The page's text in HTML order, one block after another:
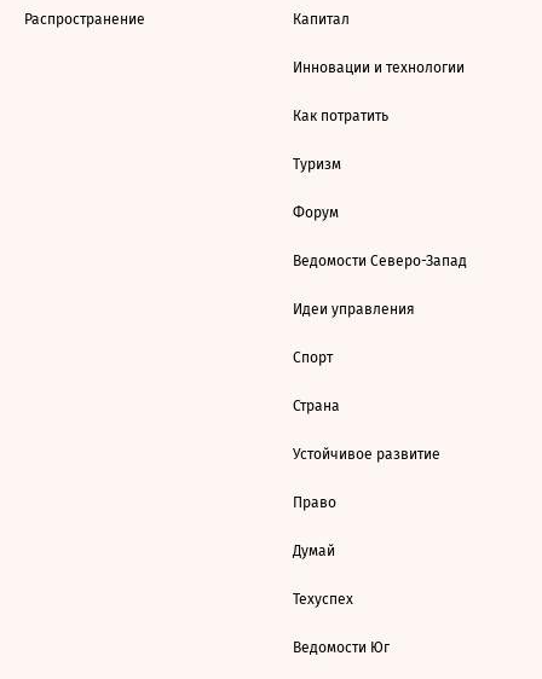
Распространение Капитал
Инновации и технологии
Как потратить
Туризм
Форум
Ведомости Северо-Запад
Идеи управления
Спорт
Страна
Устойчивое развитие
Право
Думай
Техуспех
Ведомости Юг